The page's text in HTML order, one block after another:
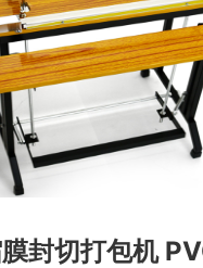
封切打包机